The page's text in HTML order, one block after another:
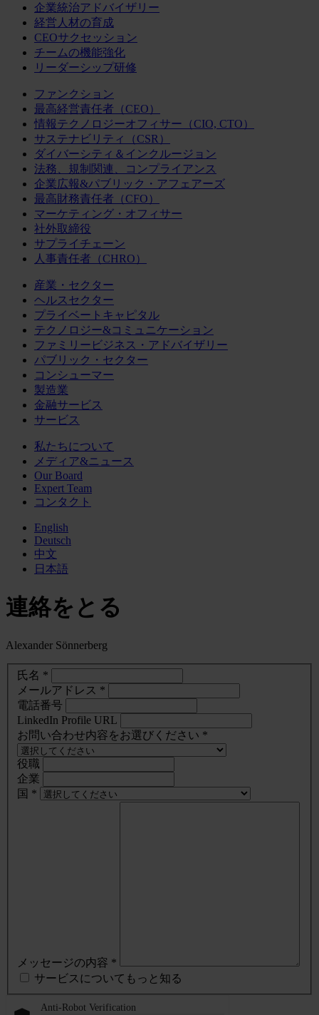
企業統治アドバイザリー
経営人材の育成
CEOサクセッション
チームの機能強化
リーダーシップ研修
ファンクション
最高経営責任者（CEO）
情報テクノロジーオフィサー（CIO, CTO）
サステナビリティ（CSR）
ダイバーシティ＆インクルージョン
法務、規制関連、コンプライアンス
企業広報&パブリック・アフェアーズ
最高財務責任者（CFO）
マーケティング・オフィサー
社外取締役
サプライチェーン
人事責任者（CHRO）
産業・セクター
ヘルスセクター
プライベートキャピタル
テクノロジー&コミュニケーション
ファミリービジネス・アドバイザリー
パブリック・セクター
コンシューマー
製造業
金融サービス
サービス
私たちについて
メディア&ニュース
Our Board
Expert Team
コンタクト
English
Deutsch
中文
日本語
連絡をとる
Alexander Sönnerberg
氏名 *
メールアドレス *
電話番号
LinkedIn Profile URL
お問い合わせ内容をお選びください *
役職
企業
国 *
メッセージの内容 *
サービスについてもっと知る
Anti-Robot Verification